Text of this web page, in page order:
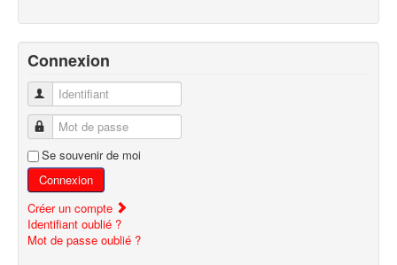
Connexion
Identifiant
Mot de passe
Se souvenir de moi
Connexion
Créer un compte
Identifiant oublié ?
Mot de passe oublié ?